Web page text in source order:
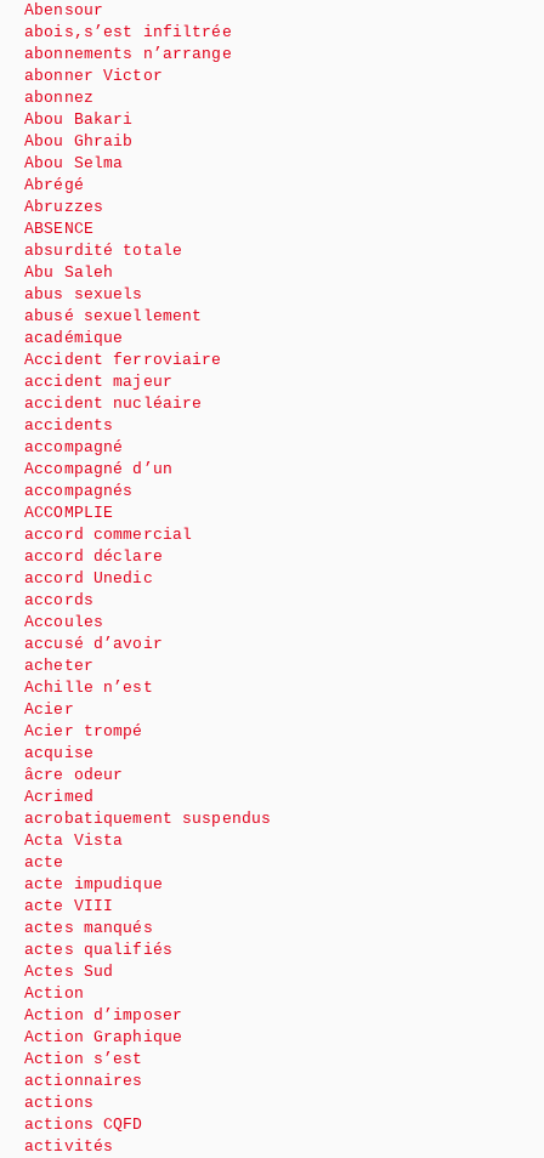
Abensour
abois,s’est infiltrée
abonnements n’arrange
abonner Victor
abonnez
Abou Bakari
Abou Ghraib
Abou Selma
Abrégé
Abruzzes
ABSENCE
absurdité totale
Abu Saleh
abus sexuels
abusé sexuellement
académique
Accident ferroviaire
accident majeur
accident nucléaire
accidents
accompagné
Accompagné d’un
accompagnés
ACCOMPLIE
accord commercial
accord déclare
accord Unedic
accords
Accoules
accusé d’avoir
acheter
Achille n’est
Acier
Acier trompé
acquise
âcre odeur
Acrimed
acrobatiquement suspendus
Acta Vista
acte
acte impudique
acte VIII
actes manqués
actes qualifiés
Actes Sud
Action
Action d’imposer
Action Graphique
Action s’est
actionnaires
actions
actions CQFD
activités